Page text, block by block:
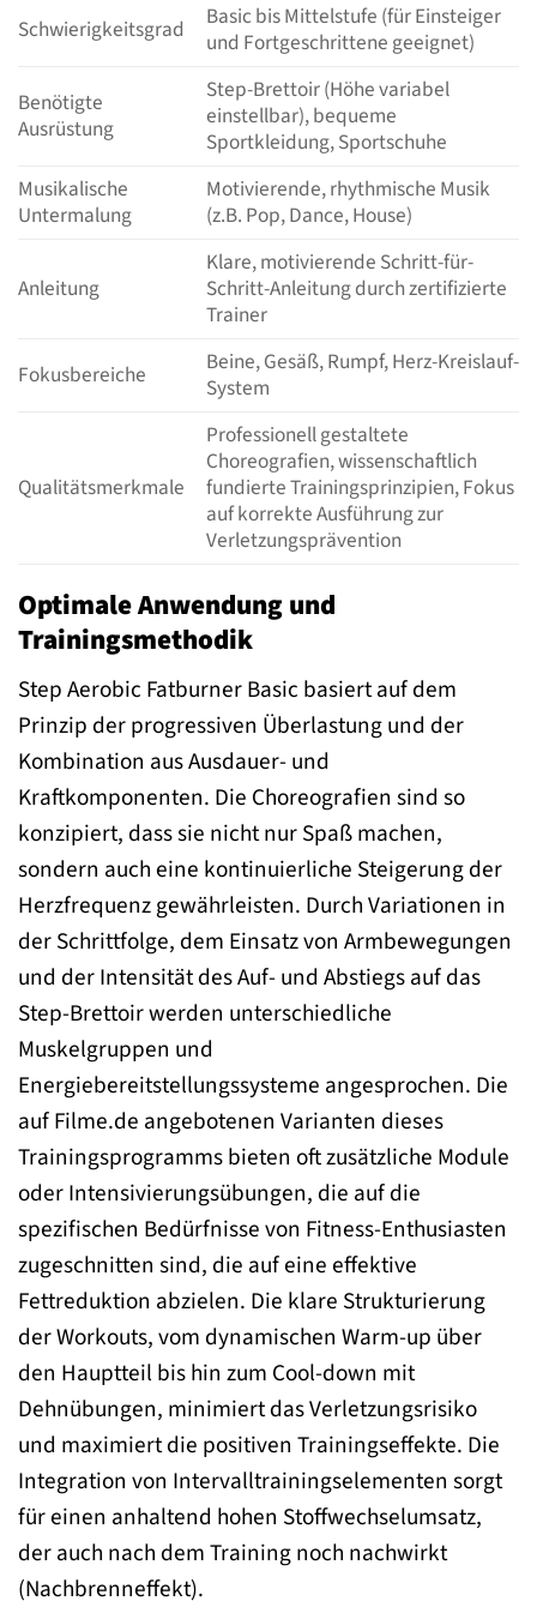
Schwierigkeitsgrad
Basic bis Mittelstufe (für Einsteiger
und Fortgeschrittene geeignet)
Benötigte
Ausrüstung
Step-Brettoir (Höhe variabel
einstellbar), bequeme
Sportkleidung, Sportschuhe
Musikalische
Untermalung
Motivierende, rhythmische Musik
(z.B. Pop, Dance, House)
Anleitung
Klare, motivierende Schritt-für-
Schritt-Anleitung durch zertifizierte
Trainer
Fokusbereiche
Beine, Gesäß, Rumpf, Herz-Kreislauf-
System
Qualitätsmerkmale
Professionell gestaltete
Choreografien, wissenschaftlich
fundierte Trainingsprinzipien, Fokus
auf korrekte Ausführung zur
Verletzungsprävention
Optimale Anwendung und
Trainingsmethodik
Step Aerobic Fatburner Basic basiert auf dem
Prinzip der progressiven Überlastung und der
Kombination aus Ausdauer- und
Kraftkomponenten. Die Choreografien sind so
konzipiert, dass sie nicht nur Spaß machen,
sondern auch eine kontinuierliche Steigerung der
Herzfrequenz gewährleisten. Durch Variationen in
der Schrittfolge, dem Einsatz von Armbewegungen
und der Intensität des Auf- und Abstiegs auf das
Step-Brettoir werden unterschiedliche
Muskelgruppen und
Energiebereitstellungssysteme angesprochen. Die
auf Filme.de angebotenen Varianten dieses
Trainingsprogramms bieten oft zusätzliche Module
oder Intensivierungsübungen, die auf die
spezifischen Bedürfnisse von Fitness-Enthusiasten
zugeschnitten sind, die auf eine effektive
Fettreduktion abzielen. Die klare Strukturierung
der Workouts, vom dynamischen Warm-up über
den Hauptteil bis hin zum Cool-down mit
Dehnübungen, minimiert das Verletzungsrisiko
und maximiert die positiven Trainingseffekte. Die
Integration von Intervalltrainingselementen sorgt
für einen anhaltend hohen Stoffwechselumsatz,
der auch nach dem Training noch nachwirkt
(Nachbrenneffekt).